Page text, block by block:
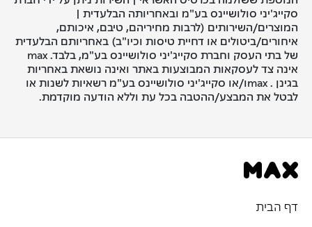
סקייג'יני סולושיינס בע"מ ובאחריותה הבלעדית |
המוצרים/השירותים (לרבות מחיריהם, טיבם, איכותם,
איחורים/ביטולים או דחיית טיסות וכיו"ב) באחריותם הבלעדית
של בתי העסק וחברת סקייג'יני סולושיינס בע"מ, בלבד. max
אינה צד לעסקאות המבוצעות באתר ואינה נושאת באחריות
בגינן . maxו/או סקייג'יני סולושיינס בע"מ רשאיות לשנות או
לבטל את המבצע/ההטבה בכל עת וללא הודעה מוקדמת.
דף הבית